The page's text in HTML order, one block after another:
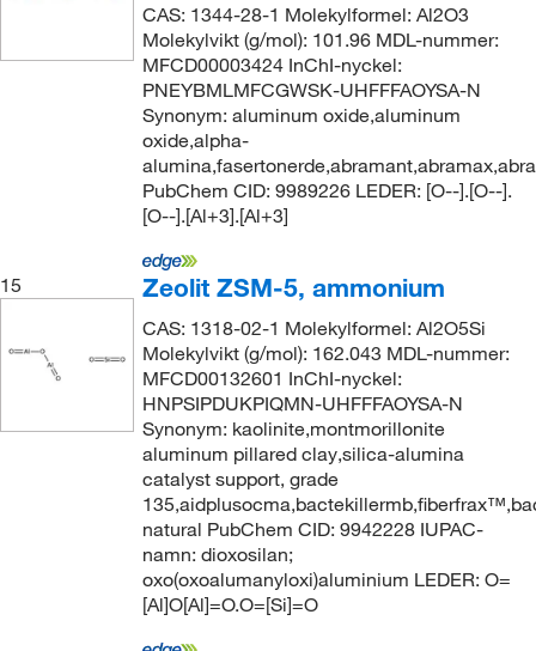
CAS: 1344-28-1 Molekylformel: Al2O3
Molekylvikt (g/mol): 101.96 MDL-nummer:
MFCD00003424 InChI-nyckel:
PNEYBMLMFCGWSK-UHFFFAOYSA-N
Synonym: aluminum oxide,aluminum
oxide,alpha-
PubChem CID: 9989226 LEDER: [O--].[O--].
[O--].[Al+3].[Al+3]
15 Zeolit ZSM-5, ammonium
CAS: 1318-02-1 Molekylformel: Al2O5Si
Molekylvikt (g/mol): 162.043 MDL-nummer:
MFCD00132601 InChI-nyckel:
HNPSIPDUKPIQMN-UHFFFAOYSA-N
Synonym: kaolinite,montmorillonite
aluminum pillared clay,silica-alumina
catalyst support, grade
natural PubChem CID: 9942228 IUPAC-
namn: dioxosilan;
oxo(oxoalumanyloxi)aluminium LEDER: O=
[Al]O[Al]=O.O=[Si]=O